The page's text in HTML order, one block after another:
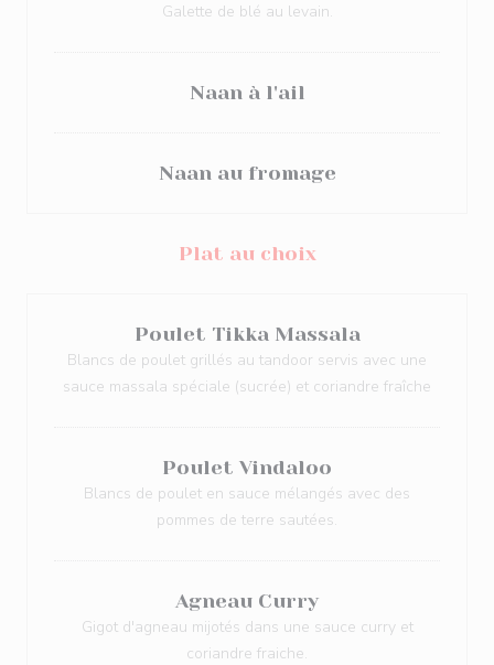
Galette de blé au levain.
Naan à l'ail
Naan au fromage
Plat au choix
Poulet Tikka Massala
Blancs de poulet grillés au tandoor servis avec une
sauce massala spéciale (sucrée) et coriandre fraîche
Poulet Vindaloo
Blancs de poulet en sauce mélangés avec des
pommes de terre sautées.
Agneau Curry
Gigot d'agneau mijotés dans une sauce curry et
coriandre fraiche.